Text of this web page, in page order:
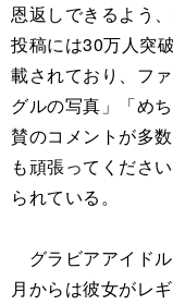
恩返しできるよう
投稿には30万人突
載されており、フ
グルの写真」「め
賛のコメントが多
も頑張ってくださ
られている。
グラビアアイド
月からは彼女がレ